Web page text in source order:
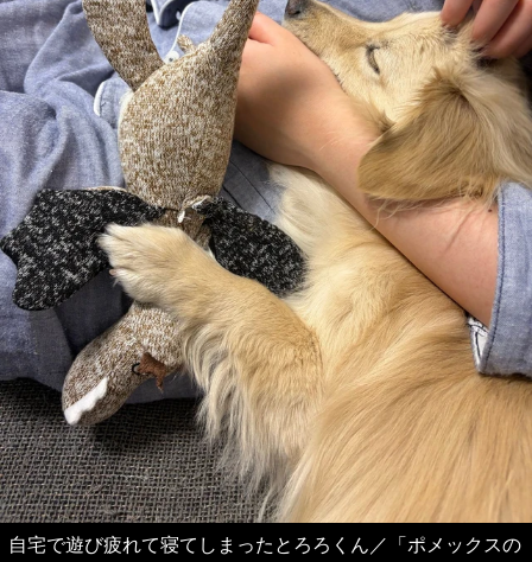
自宅で遊び疲れて寝てしまったとろろくん／「ポメックスの